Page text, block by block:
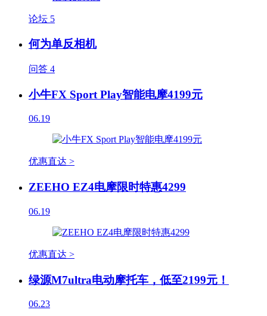
论坛 5
何为单反相机
问答 4
小牛FX Sport Play智能电摩4199元
06.19
优惠直达 >
ZEEHO EZ4电摩限时特惠4299
06.19
优惠直达 >
绿源M7ultra电动摩托车，低至2199元！
06.23